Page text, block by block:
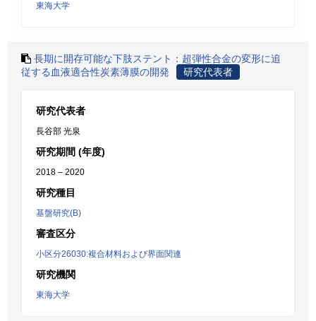
東海大学
長期に開存可能な下肢ステント：超弾性合金の変形に追
従する血液適合性炭素薄膜の開発
研究代表者
研究代表者
長谷部 光泉
研究期間 (年度)
2018 – 2020
研究種目
基盤研究(B)
審査区分
小区分26030:複合材料および界面関連
研究機関
東海大学